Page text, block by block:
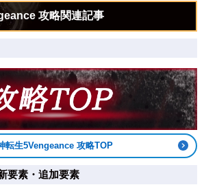
攻略関連記事
転生5Vengeance 攻略TOP
要素・追加要素